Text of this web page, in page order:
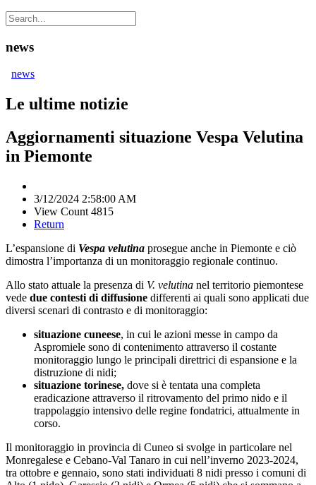
news
news
Le ultime notizie
Aggiornamenti situazione Vespa Velutina
in Piemonte
3/12/2024 2:58:00 AM
View Count 4815
Return
L’espansione di Vespa velutina prosegue anche in Piemonte e ciò
dimostra l’importanza di un monitoraggio regionale continuo.
Allo stato attuale la presenza di V. velutina nel territorio piemontese
vede due contesti di diffusione differenti ai quali sono applicati due
diversi scenari di contrasto e di monitoraggio:
situazione cuneese, in cui le azioni messe in campo da
Aspromiele sono di contenimento attraverso il costante
monitoraggio lungo le principali direttrici di espansione e la
distruzione di nidi;
situazione torinese, dove si è tentata una completa
eradicazione attraverso il ritrovamento del primo nido e il
trappolaggio intensivo delle regine fondatrici, attualmente in
corso.
Il monitoraggio in provincia di Cuneo si svolge in particolare nel
Monregalese e Cebano-Val Tanaro in cui nell’inverno 2023-2024,
tra ottobre e gennaio, sono stati individuati 8 nidi presso i comuni di